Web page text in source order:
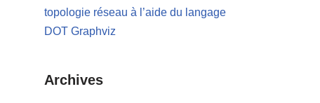
topologie réseau à l’aide du langage
DOT Graphviz
Archives